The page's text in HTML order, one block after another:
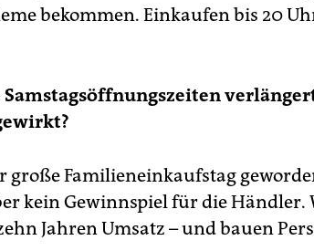
bekommen. Einkaufen bis 20
Samstagsöffnungszeiten
große Familieneinkaufstag
kein Gewinnspiel für die Händler.
Jahren Umsatz – und bauen